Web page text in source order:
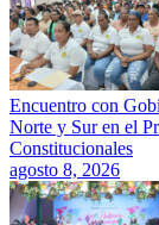
Encuentro con
Norte y Sur en el
Constitucionales
agosto 8, 2026